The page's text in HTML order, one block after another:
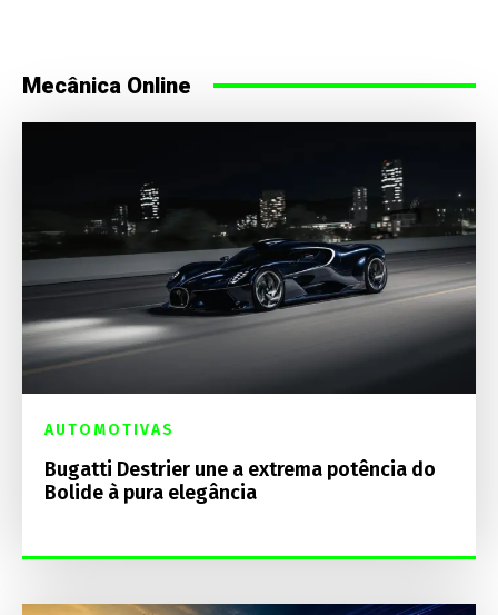
Mecânica Online
AUTOMOTIVAS
Bugatti Destrier une a extrema potência do
Bolide à pura elegância